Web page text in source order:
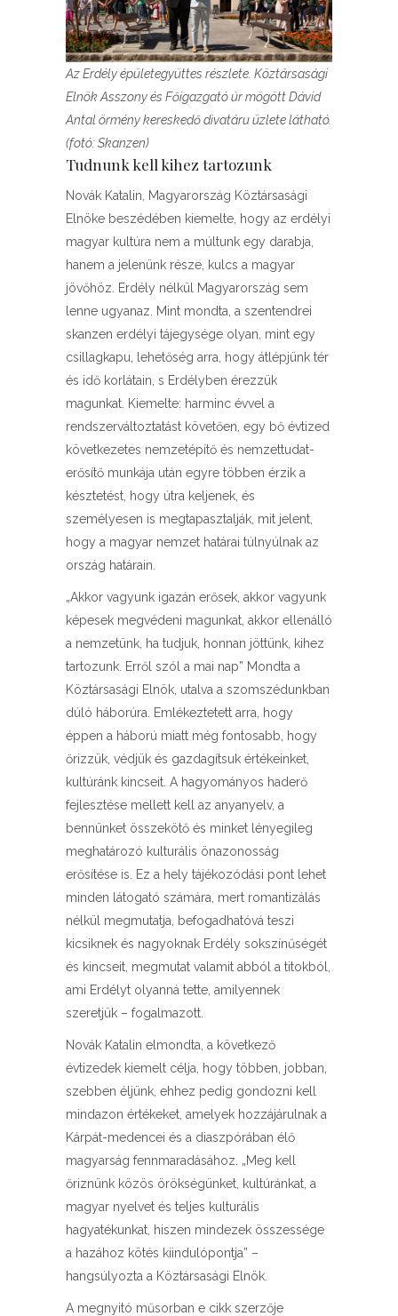
Az Erdély épületegyüttes részlete. Köztársasági
Elnök Asszony és Főigazgató úr mögött Dávid
Antal örmény kereskedő divatáru üzlete látható.
(fotó: Skanzen)
Tudnunk kell kihez tartozunk
Novák Katalin, Magyarország Köztársasági
Elnöke beszédében kiemelte, hogy az erdélyi
magyar kultúra nem a múltunk egy darabja,
hanem a jelenünk része, kulcs a magyar
jövőhöz. Erdély nélkül Magyarország sem
lenne ugyanaz. Mint mondta, a szentendrei
skanzen erdélyi tájegysége olyan, mint egy
csillagkapu, lehetőség arra, hogy átlépjünk tér
és idő korlátain, s Erdélyben érezzük
magunkat. Kiemelte: harminc évvel a
rendszerváltoztatást követően, egy bő évtized
következetes nemzetépítő és nemzettudat-
erősítő munkája után egyre többen érzik a
késztetést, hogy útra keljenek, és
személyesen is megtapasztalják, mit jelent,
hogy a magyar nemzet határai túlnyúlnak az
ország határain.
„Akkor vagyunk igazán erősek, akkor vagyunk
képesek megvédeni magunkat, akkor ellenálló
a nemzetünk, ha tudjuk, honnan jöttünk, kihez
tartozunk. Erről szól a mai nap” Mondta a
Köztársasági Elnök, utalva a szomszédunkban
dúló háborúra. Emlékeztetett arra, hogy
éppen a háború miatt még fontosabb, hogy
őrizzük, védjük és gazdagítsuk értékeinket,
kultúránk kincseit. A hagyományos haderő
fejlesztése mellett kell az anyanyelv, a
bennünket összekötő és minket lényegileg
meghatározó kulturális önazonosság
erősítése is. Ez a hely tájékozódási pont lehet
minden látogató számára, mert romantizálás
nélkül megmutatja, befogadhatóvá teszi
kicsiknek és nagyoknak Erdély sokszínűségét
és kincseit, megmutat valamit abból a titokból,
ami Erdélyt olyanná tette, amilyennek
szeretjük – fogalmazott.
Novák Katalin elmondta, a következő
évtizedek kiemelt célja, hogy többen, jobban,
szebben éljünk, ehhez pedig gondozni kell
mindazon értékeket, amelyek hozzájárulnak a
Kárpát-medencei és a diaszpórában élő
magyarság fennmaradásához. „Meg kell
őriznünk közös örökségünket, kultúránkat, a
magyar nyelvet és teljes kulturális
hagyatékunkat, hiszen mindezek összessége
a hazához kötés kiindulópontja” –
hangsúlyozta a Köztársasági Elnök.
A megnyitó műsorban e cikk szerzője